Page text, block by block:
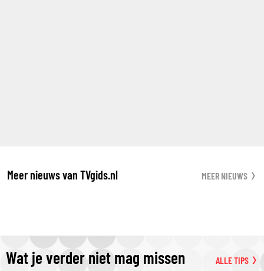
Meer nieuws van TVgids.nl MEER NIEUWS
Wat je verder niet mag missen ALLE TIPS